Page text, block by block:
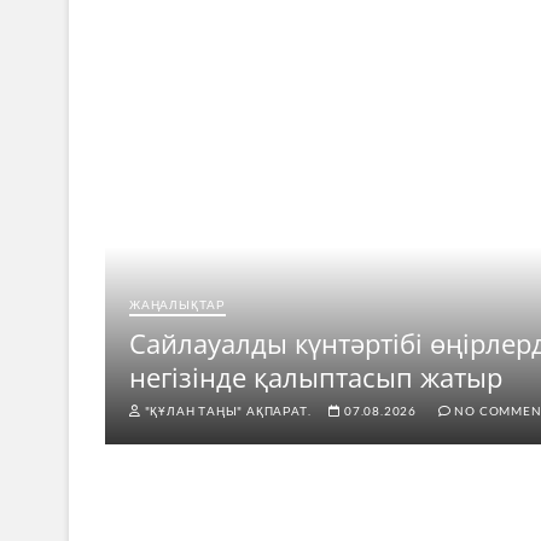
ЖАҢАЛЫҚТАР
Сайлауалды күнтәртібі
негізінде қалыптасып жатыр
"ҚҰЛАН ТАҢЫ" АҚПАРАТ. 07.08.2026 NO